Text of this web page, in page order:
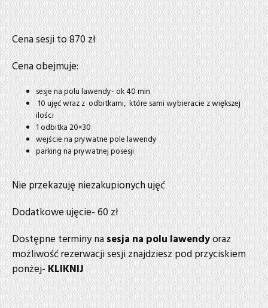
Cena sesji to 870 zł
Cena obejmuje:
sesje na polu lawendy- ok 40 min
10 ujęć wraz z odbitkami, które sami wybieracie z większej
ilości
1 odbitka 20×30
wejście na prywatne pole lawendy
parking na prywatnej posesji
Nie przekazuję niezakupionych ujęć
Dodatkowe ujęcie- 60 zł
Dostępne terminy nasesja na polu lawendyoraz
możliwość rezerwacji sesji znajdziesz pod przyciskiem
ponżej-KLIKNIJ